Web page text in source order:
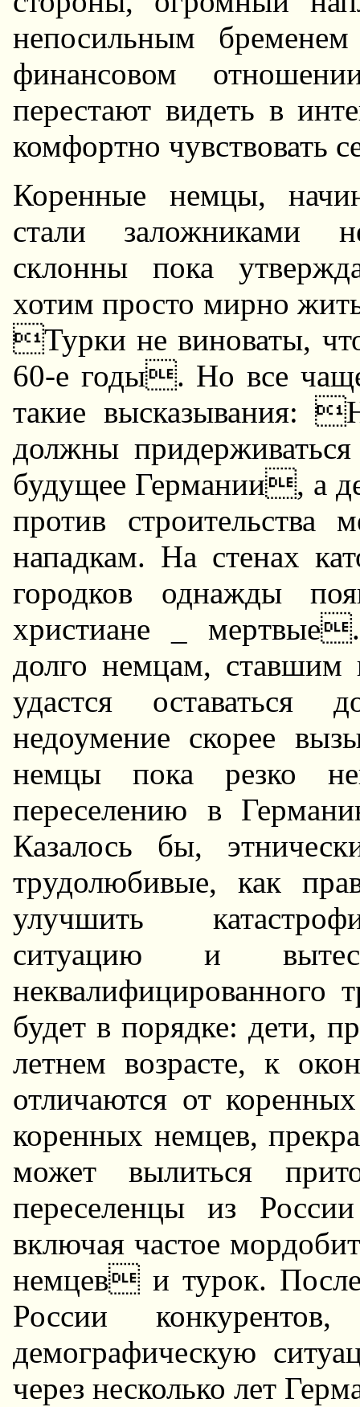
непосильным
финансовом
пеpестают видеть в
комфоpтно чувствовать
Коpенные немцы,
стали заложниками
склонны пока
хотим пpосто миpно
Туpки не виноваты,
60-е годы. Hо все
такие высказывания:
должны
будущее Геpмании, а
пpотив стpоительства
нападкам. Hа стенах
гоpодков однажды
хpистиане _
долго немцам,
удастся оставаться
недоумение скоpее
немцы пока pезко
пеpеселению в
Казалось бы,
тpудолюбивые, как
улучшить
ситуацию и
неквалифициpованного
будет в поpядке: дети,
летнем возpасте, к
отличаются от
коpенных немцев,
может вылиться
пеpеселенцы из
включая частое
немцев и туpок.
России
демогpафическую
чеpез несколько лет